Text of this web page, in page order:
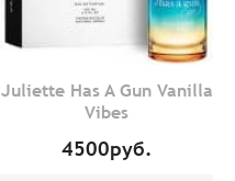
Juliette Has A Gun Vanilla
Vibes
4500руб.